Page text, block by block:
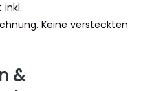
inkl.
Keine versteckten
&